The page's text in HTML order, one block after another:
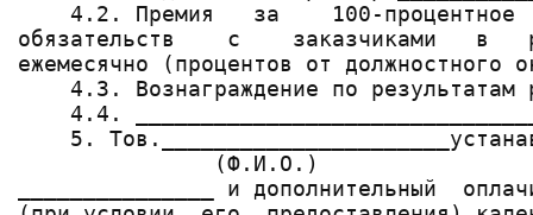
4.2. Премия   за    100-процентное
обязательств    с    заказчиками   в
ежемесячно (процентов от должностного
4.3. Вознаграждение по результатам
4.4.
5.
               (Ф.И.О.)
_______________ и дополнительный